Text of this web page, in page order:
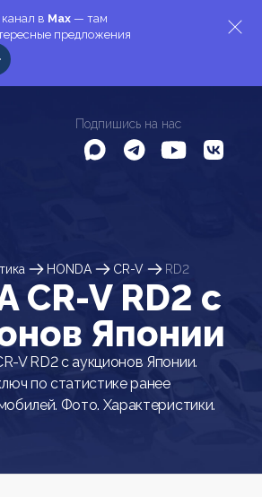
в Max — там
предложения
Подпишись на нас
HONDA CR-V RD2
CR-V RD2 c
Японии
V RD2 с аукционов Японии.
по статистике ранее
Фото. Характеристики.